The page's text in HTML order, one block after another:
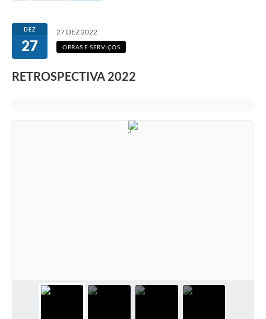
DEZ
27
27 DEZ 2022
OBRAS E SERVIÇOS
RETROSPECTIVA 2022